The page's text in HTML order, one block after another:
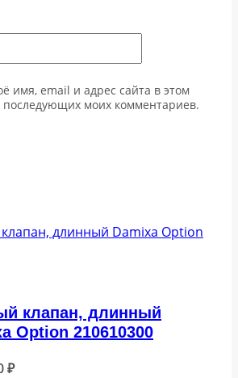
имя, email и адрес сайта в этом
последующих моих комментариев.
клапан, длинный
Option 210610300
₽